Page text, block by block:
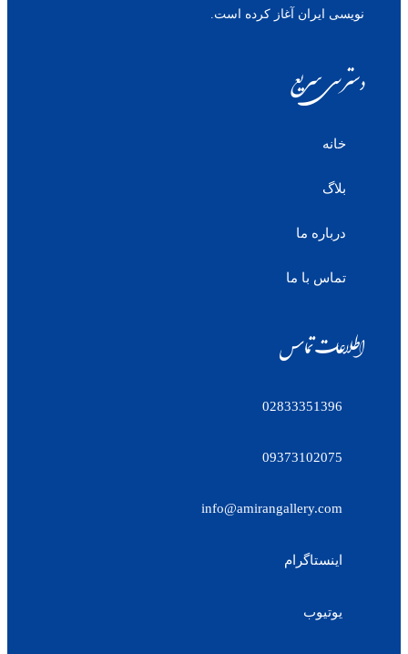
نویسی ایران آغاز کرده است.
دسترسی سریع
خانه
بلاگ
درباره ما
تماس با ما
اطلاعات تماس
02833351396
09373102075
info@amirangallery.com
اینستاگرام
یوتیوب